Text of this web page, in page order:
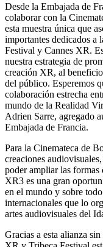
Desde la Embajada de
colaborar con la
esta muestra única que
importantes dedicados
Festival y Cannes XR.
nuestra estrategia de
creación XR, al
del público. Esperemos
colaboración estrecha
mundo de la Realidad
Adrien Sarre, agregado
Embajada de Francia.
Para la Cinemateca de
creaciones
poder ampliar las
XR3 es una gran
en el mundo y sobre
internacionales que lo
artes audiovisuales del
Gracias a esta alianza